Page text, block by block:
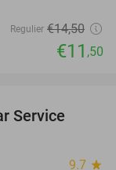
Regulier €14,50
€11 ,50
Service
9.7 star